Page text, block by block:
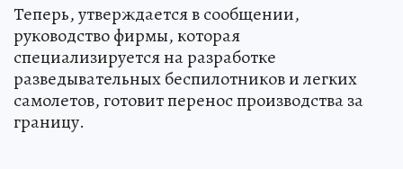
Теперь, утверждается в сообщении,
руководство фирмы, которая
специализируется на разработке
разведывательных беспилотников и легких
самолетов, готовит перенос производства за
границу.